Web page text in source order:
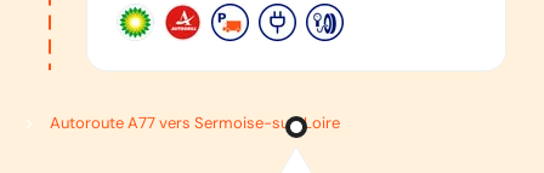
Autoroute A77 vers Sermoise-sur-Loire